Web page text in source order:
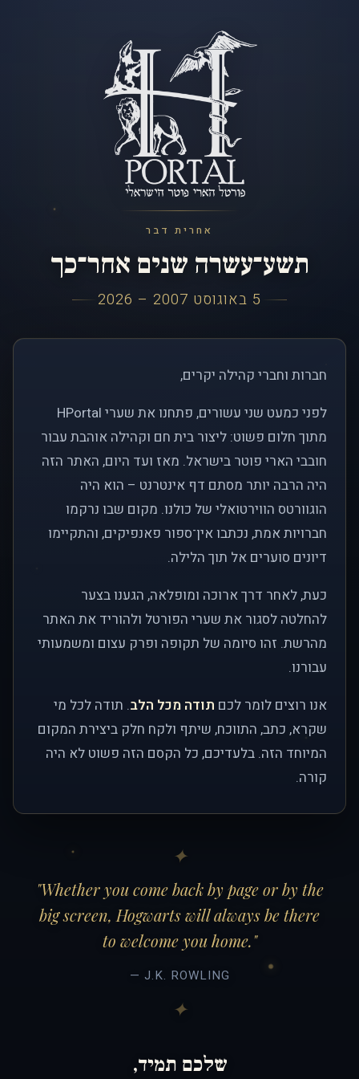
אחרית דבר
תשע־עשרה שנים אחר־כך
5 באוגוסט 2007 – 2026
חברות וחברי קהילה יקרים,
לפני כמעט שני עשורים, פתחנו את שערי HPortal
מתוך חלום פשוט: ליצור בית חם וקהילה אוהבת עבור
חובבי הארי פוטר בישראל. מאז ועד היום, האתר הזה
היה הרבה יותר מסתם דף אינטרנט – הוא היה
הוגוורטס הווירטואלי של כולנו. מקום שבו נרקמו
חברויות אמת, נכתבו אין־ספור פאנפיקים, והתקיימו
דיונים סוערים אל תוך הלילה.
כעת, לאחר דרך ארוכה ומופלאה, הגענו בצער
להחלטה לסגור את שערי הפורטל ולהוריד את האתר
מהרשת. זהו סיומה של תקופה ופרק עצום ומשמעותי
עבורנו.
אנו רוצים לומר לכם תודה מכל הלב. תודה לכל מי
שקרא, כתב, התווכח, שיתף ולקח חלק ביצירת המקום
המיוחד הזה. בלעדיכם, כל הקסם הזה פשוט לא היה
קורה.
"Whether you come back by page or by the
big screen, Hogwarts will always be there
to welcome you home."
— J.K. ROWLING
שלכם תמיד,